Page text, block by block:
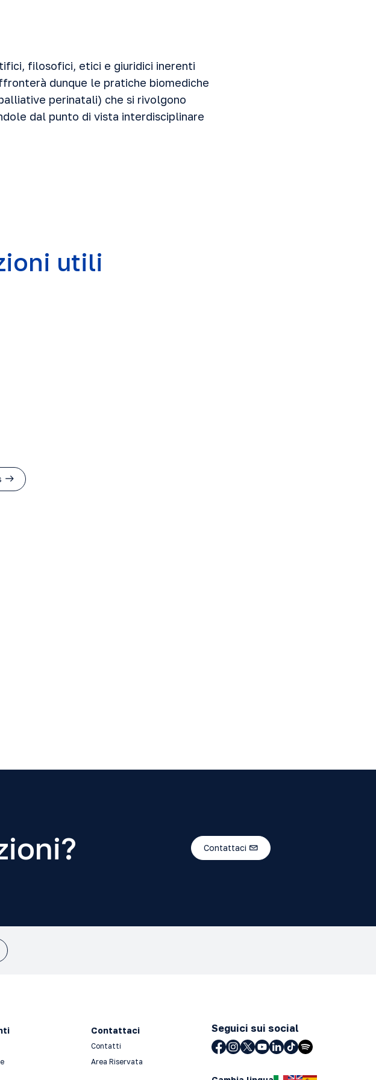
filosofici, etici e giuridici inerenti
dunque le pratiche biomediche
perinatali) che si rivolgono
dal punto di vista interdisciplinare
utili
Contattaci
Contattaci
Contatti
Area Riservata
Seguici sui social